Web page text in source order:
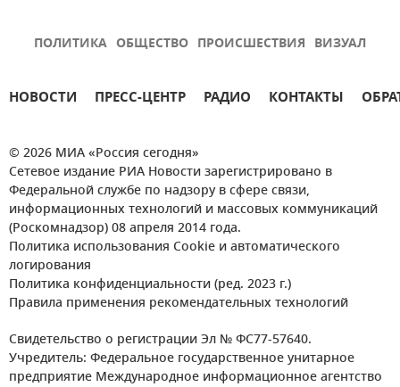
ПОЛИТИКА ОБЩЕСТВО ПРОИСШЕСТВИЯ ВИЗУАЛ
НОВОСТИ ПРЕСС-ЦЕНТР РАДИО КОНТАКТЫ
© 2026 МИА «Россия сегодня»
Сетевое издание РИА Новости зарегистрировано в
Федеральной службе по надзору в сфере связи,
информационных технологий и массовых коммуникаций
(Роскомнадзор) 08 апреля 2014 года.
Политика использования Cookie и автоматического
логирования
Политика конфиденциальности (ред. 2023 г.)
Правила применения рекомендательных технологий
Свидетельство о регистрации Эл № ФС77-57640.
Учредитель: Федеральное государственное унитарное
предприятие Международное информационное агентство